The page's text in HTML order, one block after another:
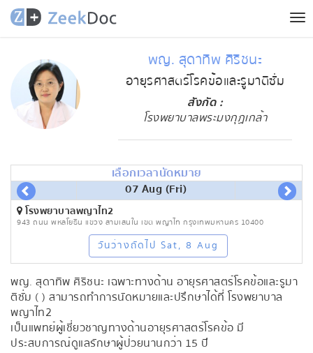
พญ. สุดาทิพ ศิริชนะ
อายุรศาสตร์โรคข้อและรูมาติซั่ม
สังกัด :
โรงพยาบาลพระมงกุฏเกล้า
เลือกเวลานัดหมาย
07 Aug (Fri)
โรงพยาบาลพญาไท2
943 ถนน พหลโยธิน แขวง สามเสนใน เขต พญาไท กรุงเทพมหานคร 10400
วันว่างถัดไป Sat, 8 Aug
พญ. สุดาทิพ ศิริชนะ เฉพาะทางด้าน อายุรศาสตร์โรคข้อและรูมา
ติซั่ม ( ) สามารถทำการนัดหมายและปรึกษาได้ที่ โรงพยาบาล
พญาไท2
เป็นแพทย์ผู้เชี่ยวชาญทางด้านอายุรศาสตร์โรคข้อ มี
ประสบการณ์ดูแลรักษาผู้ป่วยนานกว่า 15 ปี